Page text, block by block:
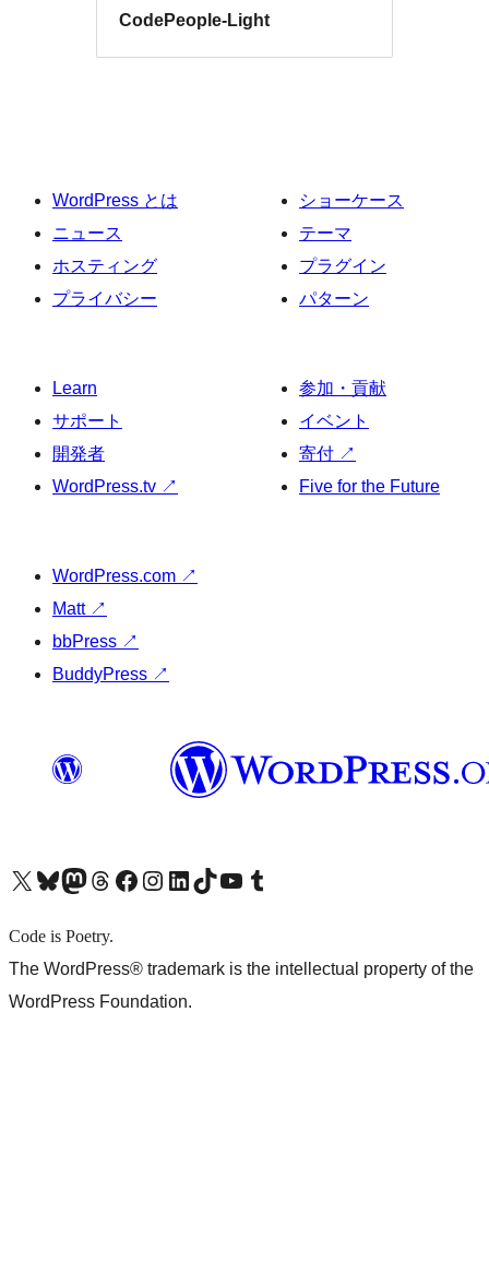
CodePeople-Light
WordPress とは
ニュース
ホスティング
プライバシー
ショーケース
テーマ
プラグイン
パターン
Learn
サポート
開発者
WordPress.tv ↗
参加・貢献
イベント
寄付 ↗
Five for the Future
WordPress.com ↗
Matt ↗
bbPress ↗
BuddyPress ↗
X (旧 Twitter) アカウントへBluesky アカウントへMastodon アカウントへThreads アカウントへ Facebook ページへInstagram アカウントへ LinkedIn アカウントへTikTok アカウントへYouTube チャンネルへ Tumblr アカウントへ
Code is Poetry.
The WordPress® trademark is the intellectual property of the
WordPress Foundation.